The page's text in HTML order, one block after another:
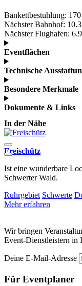
Bankettbestuhlung:
Nächster Bahnhof:
Nächster Flughafen:
Eventflächen
Technische
Besondere Merkmale
Dokumente & Links
In der Nähe
Freischütz
Ist eine wunderbare
Schwerter Wald.
Ruhrgebiet Schwerte
Mehr erfahren
Wir bringen
Event-Dienstleistern in
Deine E-Mail-Adresse
Für Eventplaner